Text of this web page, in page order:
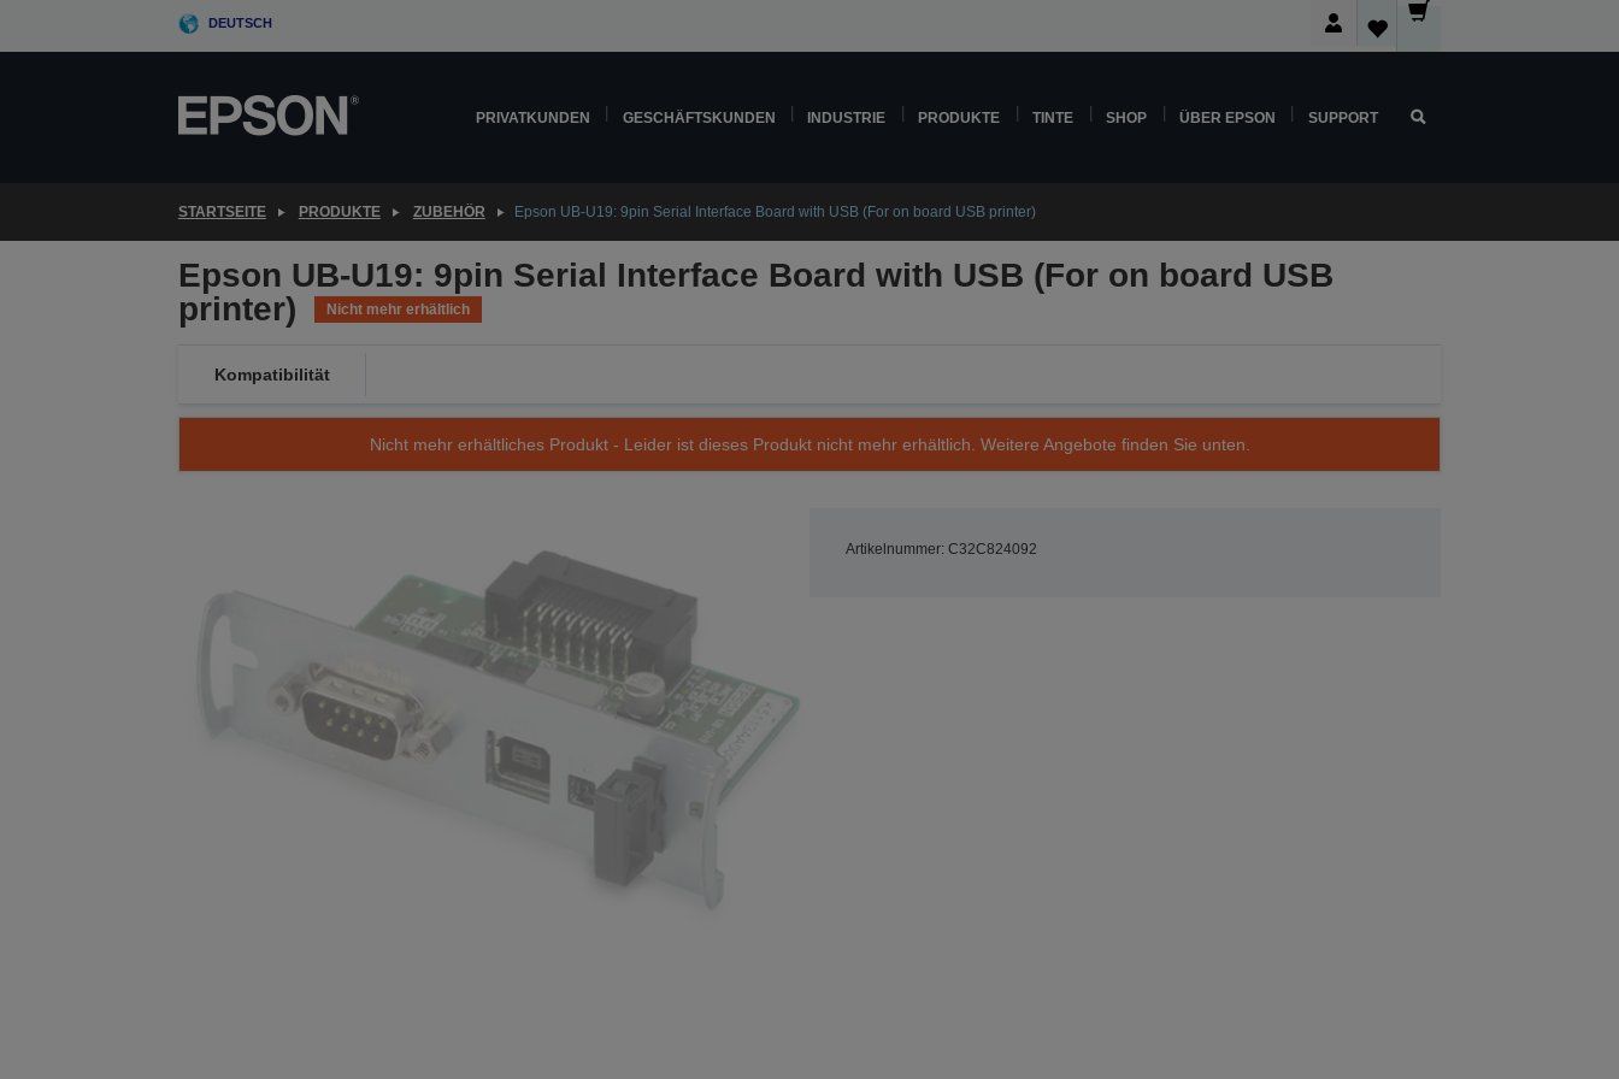
DEUTSCH
PRIVATKUNDEN GESCHÄFTSKUNDEN INDUSTRIE PRODUKTE TINTE SHOP ÜBER EPSON SUPPORT
STARTSEITE PRODUKTE ZUBEHÖR Epson UB-U19: 9pin Serial Interface Board with USB (For on board USB printer)
Epson UB-U19: 9pin Serial Interface Board with USB (For on board USB
printer)
Nicht mehr erhältlich
Kompatibilität
Nicht mehr erhältliches Produkt - Leider ist dieses Produkt nicht mehr erhältlich. Weitere Angebote finden Sie unten.
Artikelnummer: C32C824092